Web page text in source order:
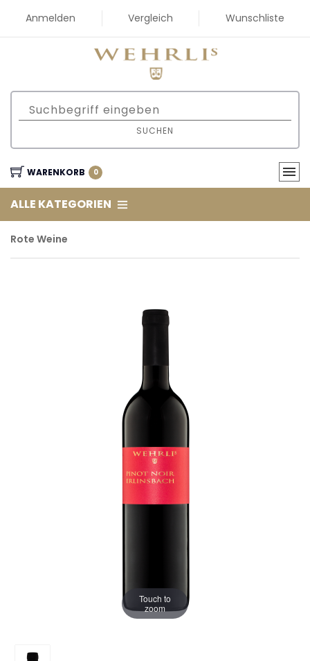
Anmelden Vergleich Wunschliste
SUCHEN
WARENKORB 0
ALLE KATEGORIEN
Rote Weine
Touch to
zoom